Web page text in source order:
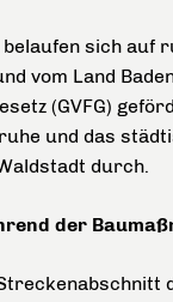
sich auf
vom Land
(GVFG)
und das
durch.
der